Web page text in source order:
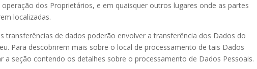
dos Proprietários, e em quaisquer outros lugares onde as partes
localizadas.
transferências de dados poderão envolver a transferência dos Dados do
Para descobrirem mais sobre o local de processamento de tais Dados
a seção contendo os detalhes sobre o processamento de Dados Pessoais.